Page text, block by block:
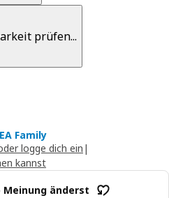
prüfen...
Family
logge dich ein |
kannst
Meinung änderst